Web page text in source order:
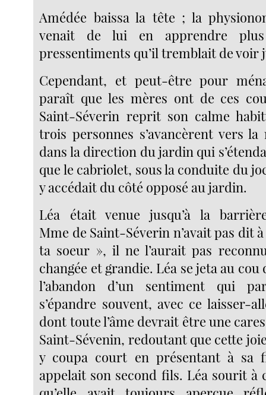
Amédée baissa la tête ; la
venait de lui en apprendre
pressentiments qu’il tremblait de voir
Cependant, et peut-être pour
paraît que les mères ont de ces
Saint-Séverin reprit son calme
trois personnes s’avancèrent vers la
dans la direction du jardin qui
que le cabriolet, sous la conduite du
y accédait du côté opposé au jardin.
Léa était venue jusqu’à la
Mme de Saint-Séverin n’avait pas dit
ta soeur », il ne l’aurait pas
changée et grandie. Léa se jeta au cou
l’abandon d’un sentiment qui
s’épandre souvent, avec ce laisser-
dont toute l’âme devrait être une
Saint-Sévenin, redoutant que cette
y coupa court en présentant à sa
appelait son second fils. Léa sourit à